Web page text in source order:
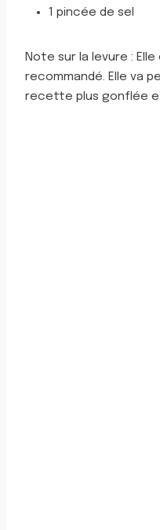
1 pincée de sel
Note sur la levure :
recommandé. Elle va
recette plus gonflée